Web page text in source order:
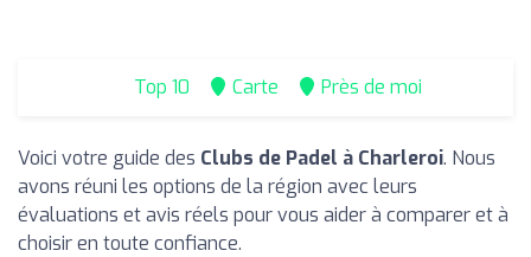
Top 10 Carte Près de moi
Voici votre guide des Clubs de Padel à Charleroi. Nous
avons réuni les options de la région avec leurs
évaluations et avis réels pour vous aider à comparer et à
choisir en toute confiance.